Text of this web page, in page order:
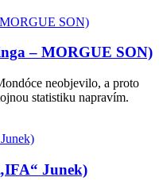
– MORGUE SON)
neobjevilo, a proto
statistiku napravím.
Junek)